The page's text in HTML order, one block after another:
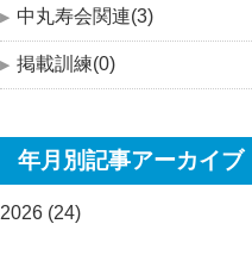
中丸寿会関連(3)
掲載訓練(0)
年月別記事アーカイブ
2026 (24)